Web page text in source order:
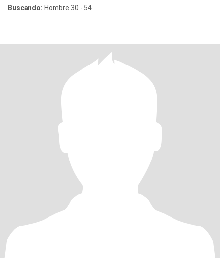
Buscando: Hombre 30 - 54